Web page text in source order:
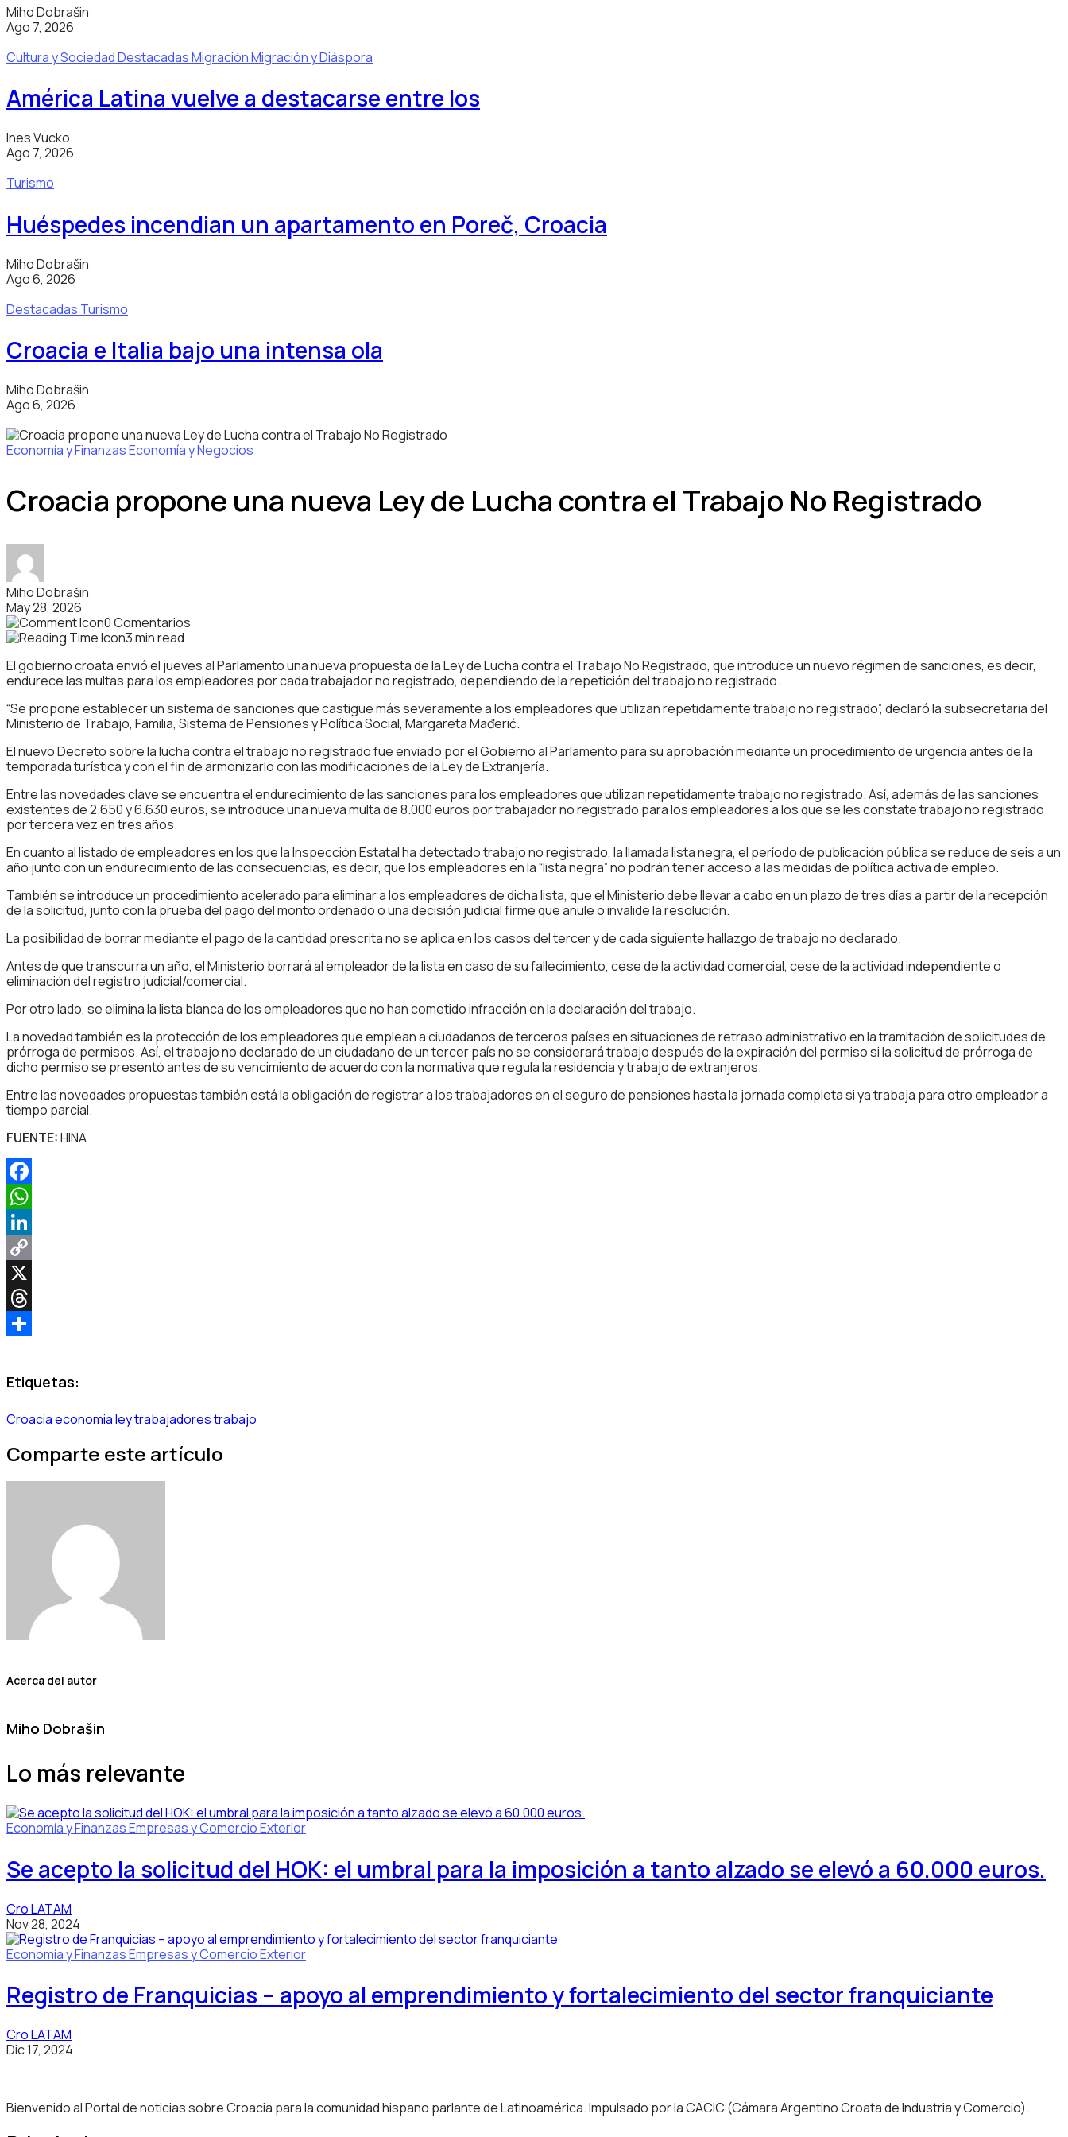
Miho Dobrašin
Ago 7, 2026
Cultura y SociedadDestacadasMigraciónMigración y Diáspora
América Latina vuelve a destacarse entre los
Ines Vucko
Ago 7, 2026
Turismo
Huéspedes incendian un apartamento en Poreč, Croacia
Miho Dobrašin
Ago 6, 2026
Destacadas Turismo
Croacia e Italia bajo una intensa ola
Miho Dobrašin
Ago 6, 2026
Economía y FinanzasEconomía y Negocios
Croacia propone una nueva Ley de Lucha contra el Trabajo No Registrado
Miho Dobrašin
May 28, 2026
0 Comentarios
3 min read
El gobierno croata envió el jueves al Parlamento una nueva propuesta de la Ley de Lucha contra el Trabajo No Registrado, que introduce un nuevo régimen de sanciones, es decir,
endurece las multas para los empleadores por cada trabajador no registrado, dependiendo de la repetición del trabajo no registrado.
“Se propone establecer un sistema de sanciones que castigue más severamente a los empleadores que utilizan repetidamente trabajo no registrado”, declaró la subsecretaria del
Ministerio de Trabajo, Familia, Sistema de Pensiones y Política Social, Margareta Mađerić.
El nuevo Decreto sobre la lucha contra el trabajo no registrado fue enviado por el Gobierno al Parlamento para su aprobación mediante un procedimiento de urgencia antes de la
temporada turística y con el fin de armonizarlo con las modificaciones de la Ley de Extranjería.
Entre las novedades clave se encuentra el endurecimiento de las sanciones para los empleadores que utilizan repetidamente trabajo no registrado. Así, además de las sanciones
existentes de 2.650 y 6.630 euros, se introduce una nueva multa de 8.000 euros por trabajador no registrado para los empleadores a los que se les constate trabajo no registrado
por tercera vez en tres años.
En cuanto al listado de empleadores en los que la Inspección Estatal ha detectado trabajo no registrado, la llamada lista negra, el período de publicación pública se reduce de seis a un
año junto con un endurecimiento de las consecuencias, es decir, que los empleadores en la “lista negra” no podrán tener acceso a las medidas de política activa de empleo.
También se introduce un procedimiento acelerado para eliminar a los empleadores de dicha lista, que el Ministerio debe llevar a cabo en un plazo de tres días a partir de la recepción
de la solicitud, junto con la prueba del pago del monto ordenado o una decisión judicial firme que anule o invalide la resolución.
La posibilidad de borrar mediante el pago de la cantidad prescrita no se aplica en los casos del tercer y de cada siguiente hallazgo de trabajo no declarado.
Antes de que transcurra un año, el Ministerio borrará al empleador de la lista en caso de su fallecimiento, cese de la actividad comercial, cese de la actividad independiente o
eliminación del registro judicial/comercial.
Por otro lado, se elimina la lista blanca de los empleadores que no han cometido infracción en la declaración del trabajo.
La novedad también es la protección de los empleadores que emplean a ciudadanos de terceros países en situaciones de retraso administrativo en la tramitación de solicitudes de
prórroga de permisos. Así, el trabajo no declarado de un ciudadano de un tercer país no se considerará trabajo después de la expiración del permiso si la solicitud de prórroga de
dicho permiso se presentó antes de su vencimiento de acuerdo con la normativa que regula la residencia y trabajo de extranjeros.
Entre las novedades propuestas también está la obligación de registrar a los trabajadores en el seguro de pensiones hasta la jornada completa si ya trabaja para otro empleador a
tiempo parcial.
FUENTE:HINA
Facebook
WhatsApp
LinkedIn
Copy
Link
X
Threads
Etiquetas:
Croaciaeconomialeytrabajadorestrabajo
Comparte este artículo
Acerca del autor
Miho Dobrašin
Lo más relevante
Economía y FinanzasEmpresas y Comercio Exterior
Se acepto la solicitud del HOK: el umbral para la imposición a tanto alzado se elevó a 60.000 euros.
Cro LATAM
Nov 28, 2024
Economía y FinanzasEmpresas y Comercio Exterior
Registro de Franquicias – apoyo al emprendimiento y fortalecimiento del sector franquiciante
Cro LATAM
Dic 17, 2024
Bienvenido al Portal de noticias sobre Croacia para la comunidad hispano parlante de Latinoamérica. Impulsado por la CACIC (Cámara Argentino Croata de Industria y Comercio).